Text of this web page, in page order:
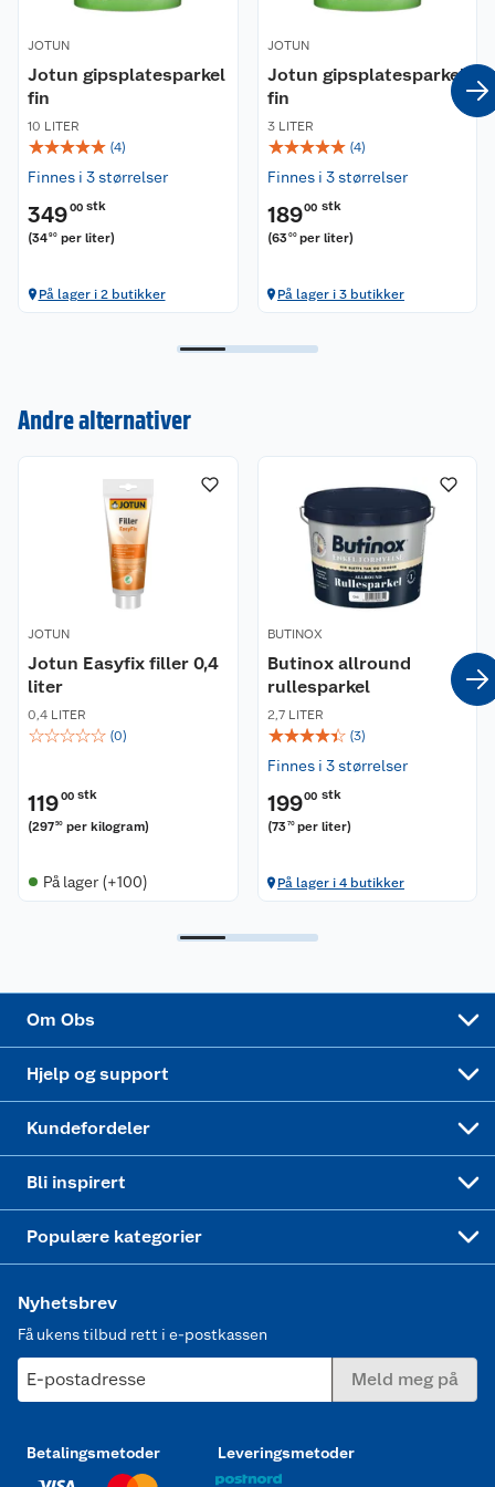
JOTUN
Jotun gipsplatesparkel
fin
10 LITER
☆☆☆☆☆ (4)
Finnes i 3 størrelser
34900 stk
(3490 per liter)
På lager i 2 butikker
JOTUN
Jotun gipsplatesparkel
fin
3 LITER
☆☆☆☆☆ (4)
Finnes i 3 størrelser
18900 stk
(63 00 per liter)
På lager i 3 butikker
Andre alternativer
JOTUN
Jotun Easyfix filler 0,4
liter
0,4 LITER
☆☆☆☆☆ (0)
11900 stk
(29750 per kilogram)
På lager (+100)
BUTINOX
Butinox allround
rullesparkel
2,7 LITER
☆☆☆☆☆ (3)
Finnes i 3 størrelser
19900 stk
(73 70 per liter)
På lager i 4 butikker
Om Obs
Våre butikker
Våre merkevarer
Coop kjeder
Ledige stillinger
Bærekraft
Samvirkelag
Hjelp og support
Kundeservice
Angre- og returrett
Reklamasjon og garanti
Ofte stilte spørsmål
Betalingsalternativer
Leveringsalternativer
Pakkesporing
Kjøpsvilkår
Kundefordeler
Åpent kjøp
Coop medlem
Klikk og hent
Bli inspirert
Festdrakter til hele familien
Populære kategorier
Hagemøbler og utemøbler
Nyhetsbrev
Få ukens tilbud rett i e-postkassen
E-postadresse Meld meg på
Betalingsmetoder Leveringsmetoder